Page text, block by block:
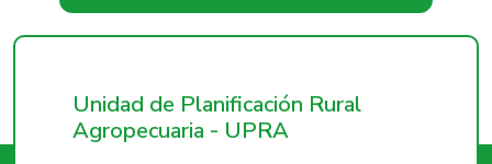
Unidad de Planificación Rural
Agropecuaria - UPRA